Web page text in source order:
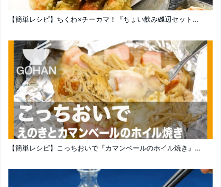
【簡単レシピ】ちくわ×チーカマ！『ちょい飲み磯辺セット...
【簡単レシピ】こっちおいで『カマンベールのホイル焼き』...